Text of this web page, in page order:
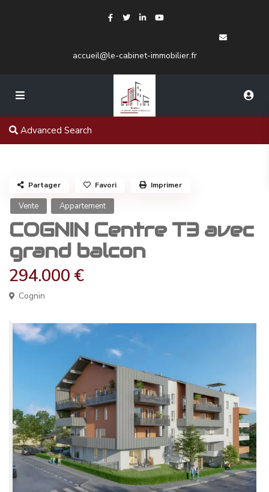
accueil@le-cabinet-immobilier.fr
Advanced Search
Vente Appartement
COGNIN Centre T3 avec
grand balcon
294.000 €
Cognin
Partager Favori Imprimer